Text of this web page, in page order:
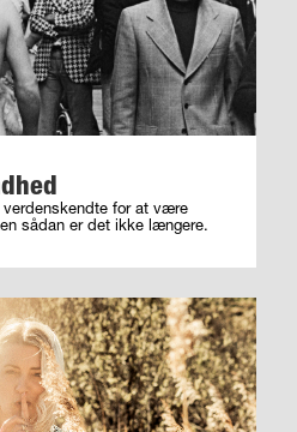
verdenskendte for at være
sådan er det ikke længere.